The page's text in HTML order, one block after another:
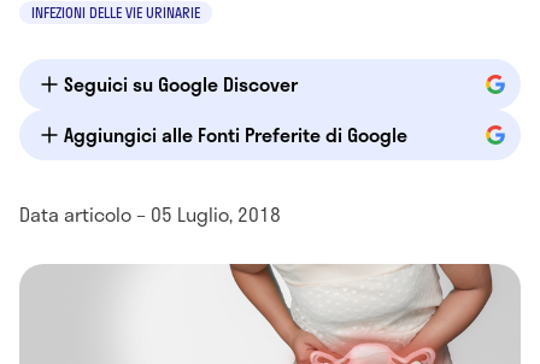
INFEZIONI DELLE VIE URINARIE
Seguici su Google Discover
Aggiungici alle Fonti Preferite di Google
Data articolo – 05 Luglio, 2018